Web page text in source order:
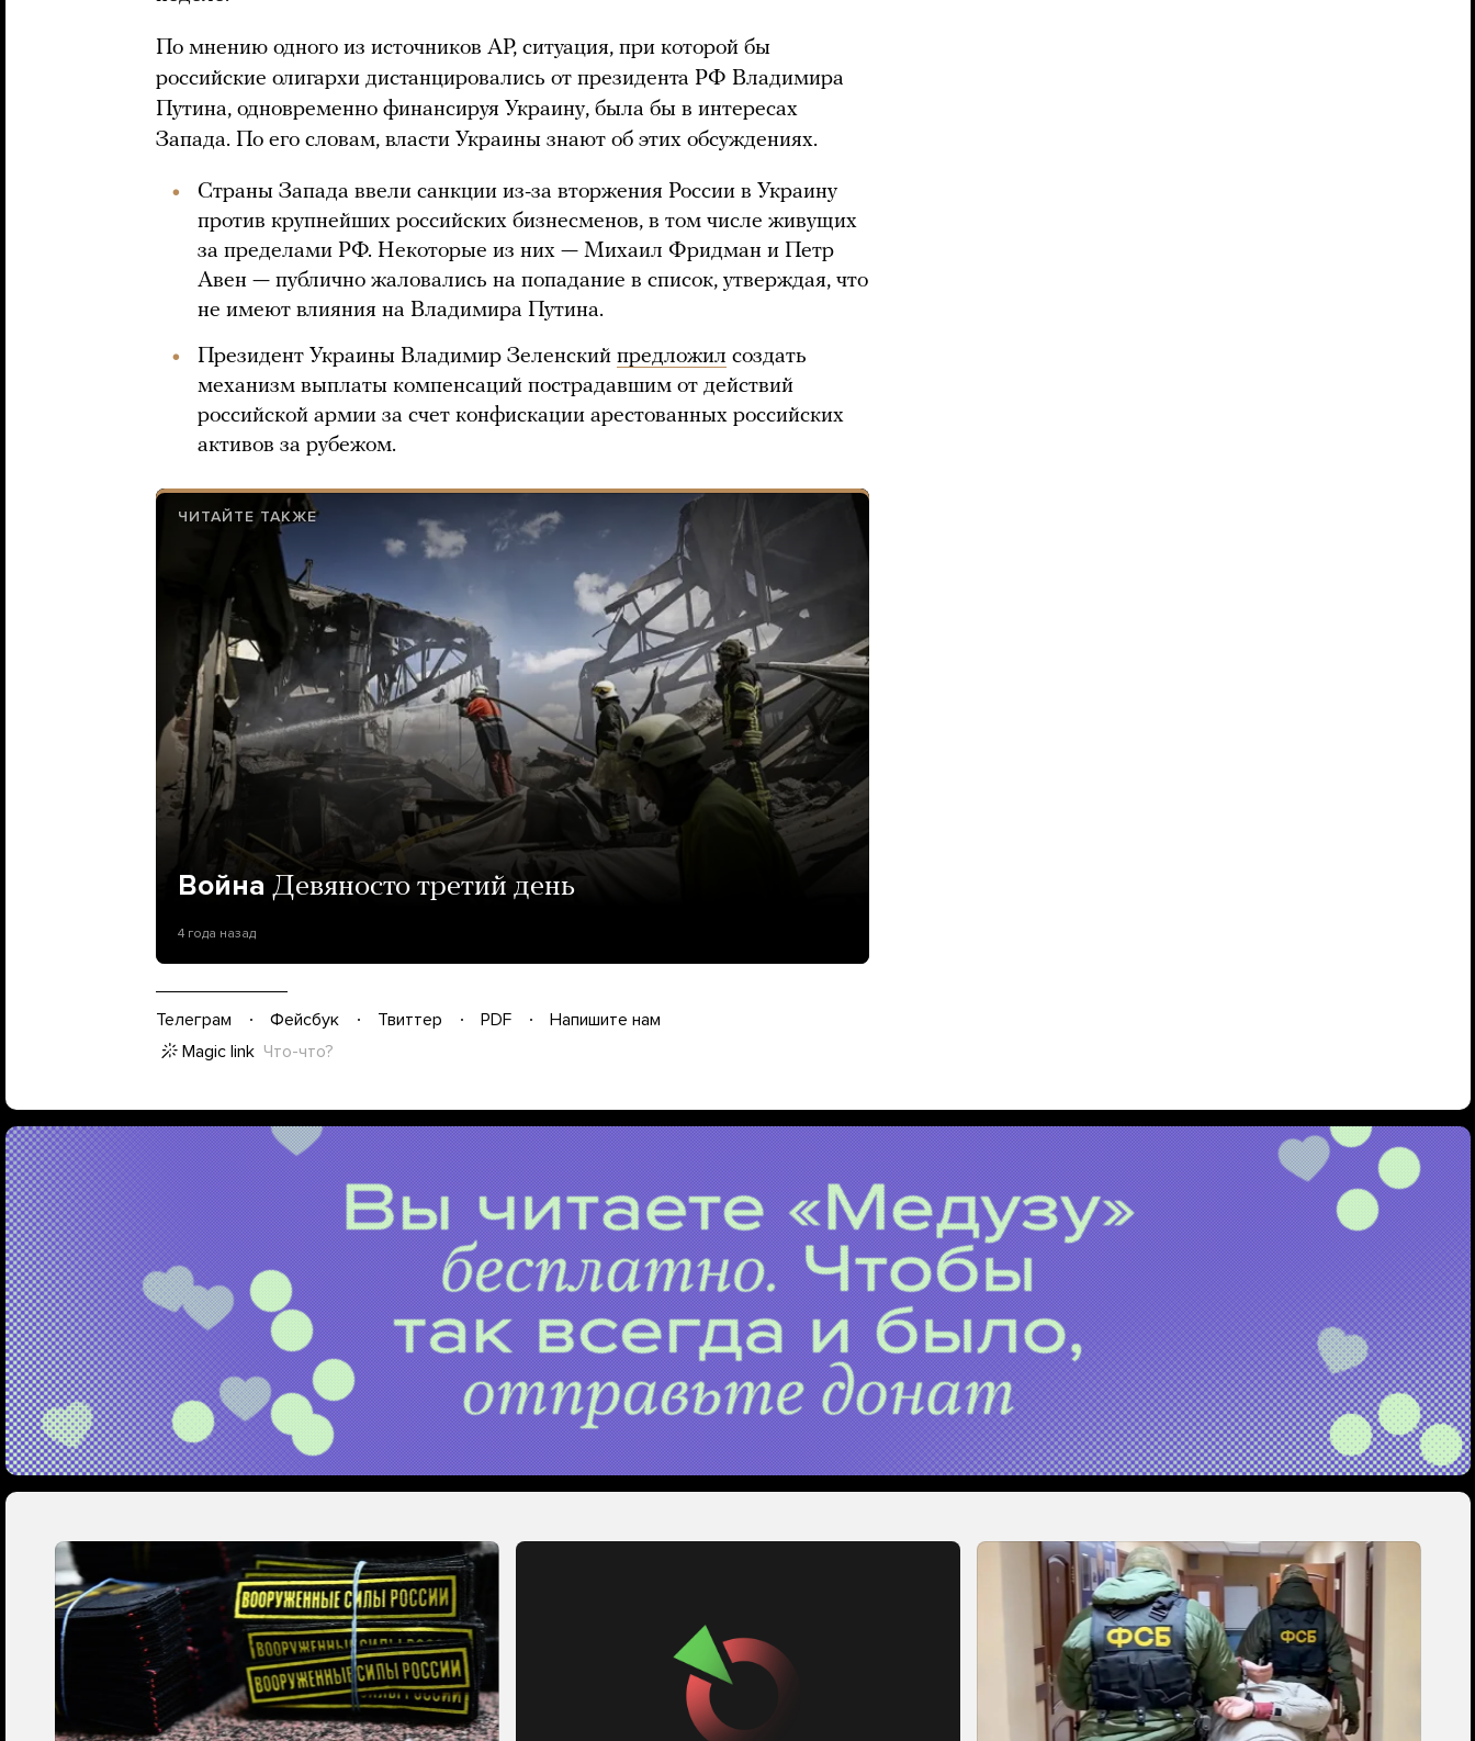
По мнению одного из источников AP, ситуация, при которой бы
российские олигархи дистанцировались от президента РФ Владимира
Путина, одновременно финансируя Украину, была бы в интересах
Запада. По его словам, власти Украины знают об этих обсуждениях.
Страны Запада ввели санкции из-за вторжения России в Украину
против крупнейших российских бизнесменов, в том числе живущих
за пределами РФ. Некоторые из них — Михаил Фридман и Петр
Авен — публично жаловались на попадание в список, утверждая, что
не имеют влияния на Владимира Путина.
Президент Украины Владимир Зеленский предложил создать
механизм выплаты компенсаций пострадавшим от действий
российской армии за счет конфискации арестованных российских
активов за рубежом.
ЧИТАЙТЕ ТАКЖЕ
Война Девяносто третий день
4 года назад
Телеграм Фейсбук Твиттер PDF
Напишите нам
Magic link Что-что?